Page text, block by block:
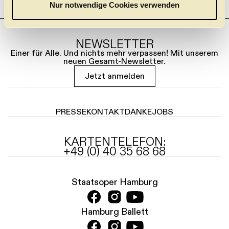
l
Nur notwendige Cookies verwenden
NEWSLETTER
Einer für Alle. Und nichts mehr verpassen! Mit unserem
neuen Gesamt-Newsletter.
Jetzt anmelden
PRESSEKONTAKTDANKEJOBS
KARTENTELEFON:
+49 (0) 40 35 68 68
Staatsoper Hamburg
Hamburg Ballett